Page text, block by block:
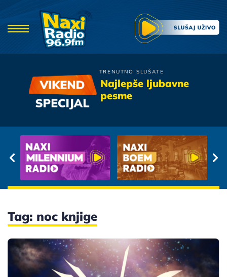
TRENUTNO SLUŠATE
Najlepše ljubavne
pesme
Djavoli
Pricaj Mi O Ljubavi
Tag: noc knjige